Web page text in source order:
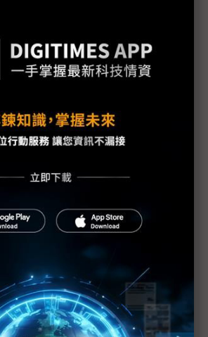
高飛 英特爾正為AI賽道落後付出
馬遜2Q24靠AWS加速成長
15% 下調資本支出 財報重點內
資 估Reality Labs虧損將續上揚
、AI PC 可觀成長還在後頭
可遭撤銷 影響2季營運展望
能 助長2Q24營收超預期